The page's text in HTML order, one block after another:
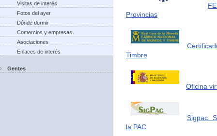
Visitas de interés
Fotos del ayer
Dónde dormir
Comercios y empresas
Asociaciones
Enlaces de interés
Gentes
Provincias
Timbre
Oficina
Sigpac.
la PAC